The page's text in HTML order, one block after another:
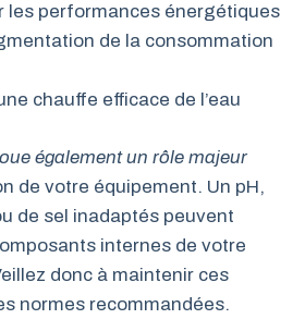
les performances énergétiques
de la consommation
chauffe efficace de l’eau
également un rôle majeur
de votre équipement. Un pH,
de sel inadaptés peuvent
internes de votre
donc à maintenir ces
normes recommandées.